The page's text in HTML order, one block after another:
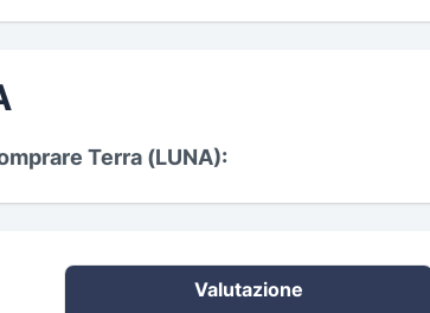
Terra (LUNA):
Valutazione